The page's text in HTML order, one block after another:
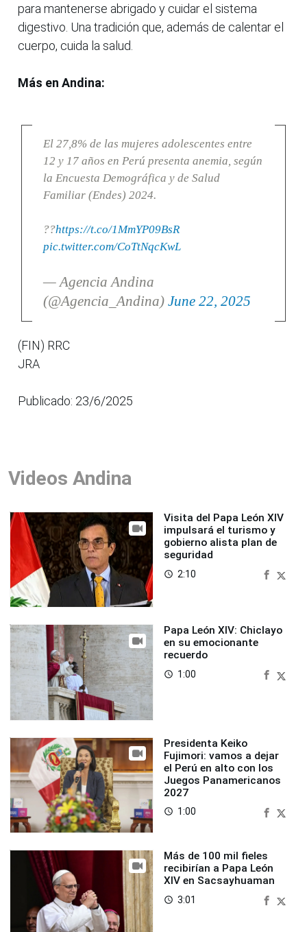
para mantenerse abrigado y cuidar el sistema
digestivo. Una tradición que, además de calentar el
cuerpo, cuida la salud.
Más en Andina:
El 27,8% de las mujeres adolescentes entre
12 y 17 años en Perú presenta anemia, según
la Encuesta Demográfica y de Salud
Familiar (Endes) 2024.
??https://t.co/1MmYP09BsR
pic.twitter.com/CoTtNqcKwL
— Agencia Andina
(@Agencia_Andina) June 22, 2025
(FIN) RRC
JRA
Publicado: 23/6/2025
Videos Andina
Visita del Papa León XIV
impulsará el turismo y
gobierno alista plan de
seguridad
access_time 2:10
Papa León XIV: Chiclayo
en su emocionante
recuerdo
access_time 1:00
Presidenta Keiko
Fujimori: vamos a dejar
el Perú en alto con los
Juegos Panamericanos
2027
access_time 1:00
Más de 100 mil fieles
recibirían a Papa León
XIV en Sacsayhuaman
access_time 3:01